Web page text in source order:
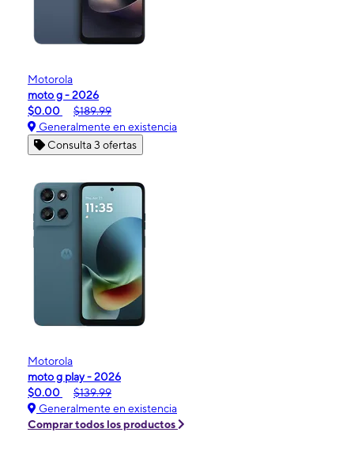
Motorola
moto g - 2026
$0.00
$189.99
Generalmente en existencia
Consulta 3 ofertas
Motorola
moto g play - 2026
$0.00
$139.99
Generalmente en existencia
Comprar todos los productos